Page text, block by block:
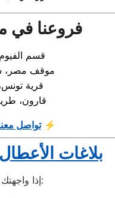
📊 فروعنا
قسم
موقف مصر،
قرية
قارون،
تواصلوسنصل إليك فورًا ⚡
بلاغات
إذا واجهتك أي مشكلة فنية مثل: